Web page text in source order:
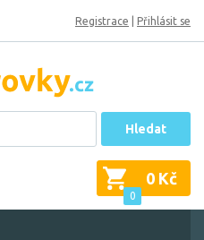
Registrace Přihlásit se
Hledat
0
0 Kč